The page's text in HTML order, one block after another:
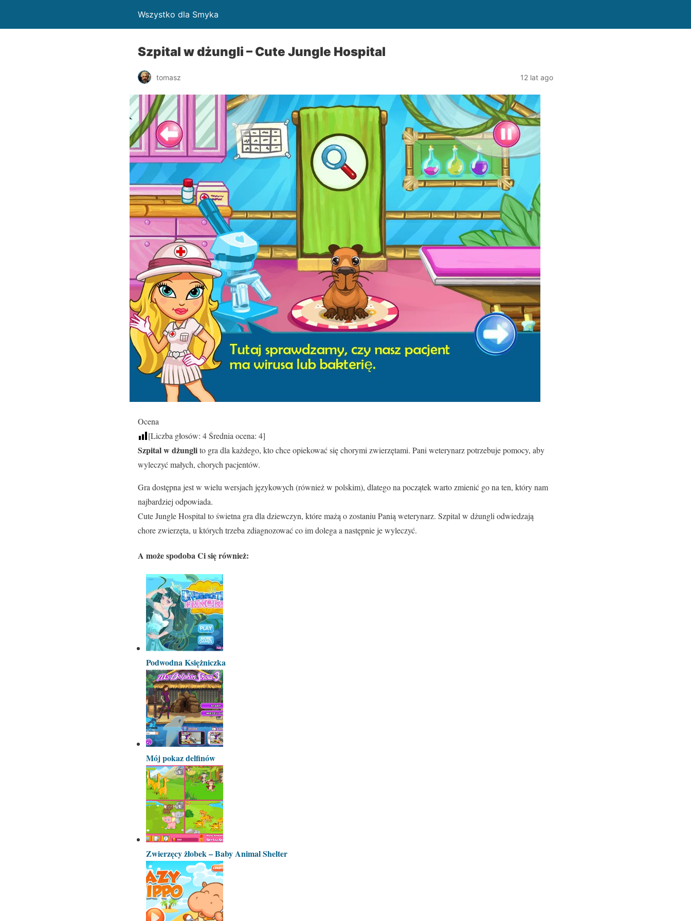
Wszystko dla Smyka
Szpital w dżungli – Cute Jungle Hospital
tomasz 12 lat ago
Ocena
[Liczba głosów: 4Średnia ocena: 4]
Szpital w dżunglito gra dla każdego, kto chce opiekować się chorymi zwierzętami. Pani weterynarz potrzebuje pomocy, aby
wyleczyć małych, chorych pacjentów.
Gra dostępna jest w wielu wersjach językowych (również w polskim), dlatego na początek warto zmienić go na ten, który nam
najbardziej odpowiada.
Cute Jungle Hospital to świetna gra dla dziewczyn, które mażą o zostaniu Panią weterynarz. Szpital w dżungli odwiedzają
chore zwierzęta, u których trzeba zdiagnozować co im dolega a następnie je wyleczyć.
A może spodoba Ci się również:
Podwodna Księżniczka
Mój pokaz delfinów
Zwierzęcy żłobek – Baby Animal Shelter